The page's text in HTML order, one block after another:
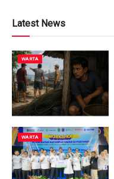
Latest News
WARTA
WARTA